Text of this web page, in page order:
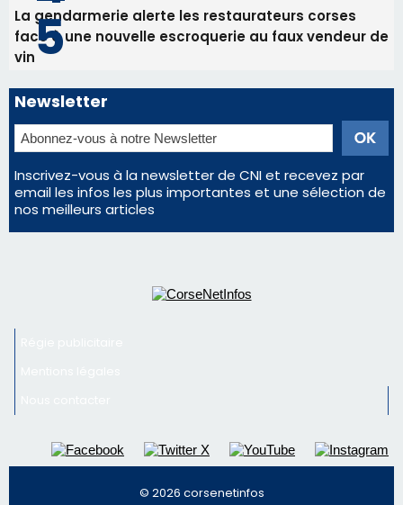
Inscrivez-vous à la newsletter de CNI et recevez par
email les infos les plus importantes et une sélection de
nos meilleurs articles
Régie publicitaire
Mentions légales
Nous contacter